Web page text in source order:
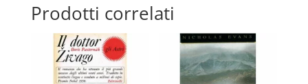
Prodotti correlati